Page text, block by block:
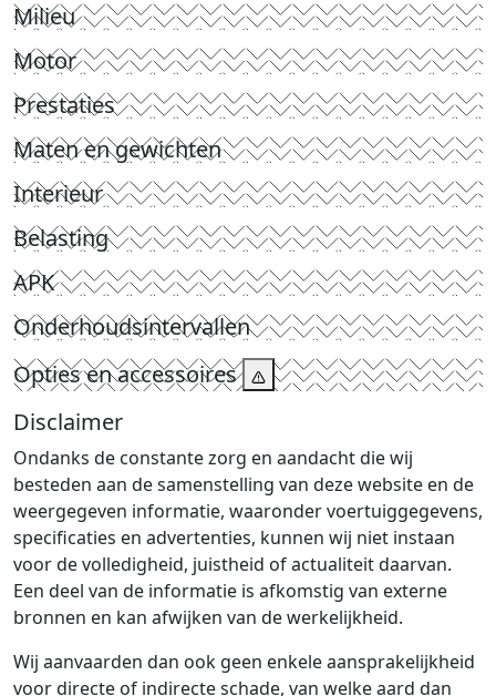
Milieu
Motor
Prestaties
Maten en gewichten
Interieur
Belasting
APK
Onderhoudsintervallen
Opties en accessoires
Disclaimer
Ondanks de constante zorg en aandacht die wij
besteden aan de samenstelling van deze website en de
weergegeven informatie, waaronder voertuiggegevens,
specificaties en advertenties, kunnen wij niet instaan
voor de volledigheid, juistheid of actualiteit daarvan.
Een deel van de informatie is afkomstig van externe
bronnen en kan afwijken van de werkelijkheid.
Wij aanvaarden dan ook geen enkele aansprakelijkheid
voor directe of indirecte schade, van welke aard dan